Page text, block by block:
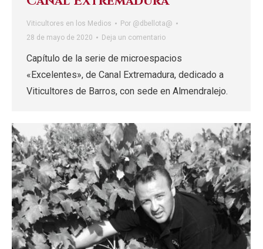
Viticultores en los Medios Por @dbellota@
28 de mayo de 2020
Deja un comentario
Capítulo de la serie de microespacios
«Excelentes», de Canal Extremadura, dedicado a
Viticultores de Barros, con sede en Almendralejo.